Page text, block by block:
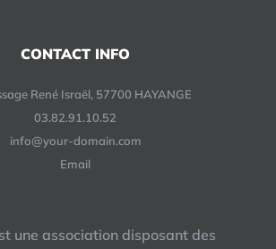
CONTACT INFO
René Israël, 57700 HAYANGE
03.82.91.10.52
info@your-domain.com
Email
une association disposant des